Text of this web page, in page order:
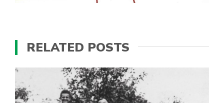
RELATED POSTS